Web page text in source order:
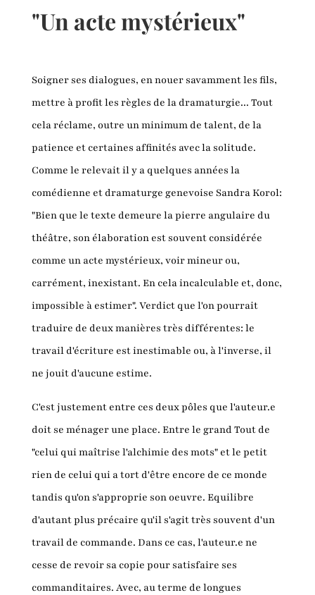
"Un acte mystérieux"
Soigner ses dialogues, en nouer savamment les fils,
mettre à profit les règles de la dramaturgie... Tout
cela réclame, outre un minimum de talent, de la
patience et certaines affinités avec la solitude.
Comme le relevait il y a quelques années la
comédienne et dramaturge genevoise Sandra Korol:
"Bien que le texte demeure la pierre angulaire du
théâtre, son élaboration est souvent considérée
comme un acte mystérieux, voir mineur ou,
carrément, inexistant. En cela incalculable et, donc,
impossible à estimer". Verdict que l'on pourrait
traduire de deux manières très différentes: le
travail d'écriture est inestimable ou, à l'inverse, il
ne jouit d'aucune estime.
C'est justement entre ces deux pôles que l'auteur.e
doit se ménager une place. Entre le grand Tout de
"celui qui maîtrise l'alchimie des mots" et le petit
rien de celui qui a tort d'être encore de ce monde
tandis qu'on s'approprie son oeuvre. Equilibre
d'autant plus précaire qu'il s'agit très souvent d'un
travail de commande. Dans ce cas, l'auteur.e ne
cesse de revoir sa copie pour satisfaire ses
commanditaires. Avec, au terme de longues